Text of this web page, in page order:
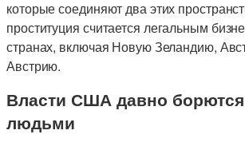
которые соединяют два этих
проституция считается легальным
странах, включая Новую Зеландию,
Австрию.
Власти США давно борются
людьми